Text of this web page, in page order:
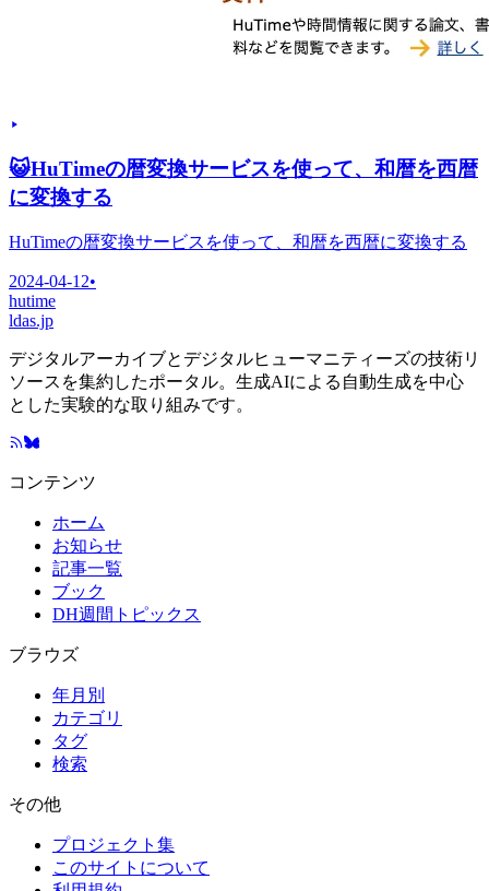
😺HuTimeの暦変換サービスを使って、和暦を西暦
に変換する
HuTimeの暦変換サービスを使って、和暦を西暦に変換する
2024-04-12•
hutime
ldas.jp
デジタルアーカイブとデジタルヒューマニティーズの技術リ
ソースを集約したポータル。生成AIによる自動生成を中心
とした実験的な取り組みです。
コンテンツ
ホーム
お知らせ
記事一覧
ブック
DH週間トピックス
ブラウズ
年月別
カテゴリ
タグ
検索
その他
プロジェクト集
このサイトについて